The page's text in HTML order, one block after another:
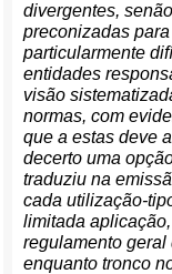
divergentes,
preconizadas
particularmente
entidades
visão
normas, com
que a estas deve
decerto uma
traduziu na
cada utilização-
limitada
regulamento
enquanto tronco